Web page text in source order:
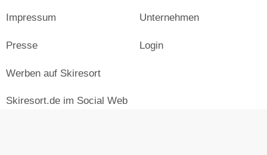
Impressum
Presse
Unternehmen
Login
Werben auf Skiresort
Skiresort.de im Social Web